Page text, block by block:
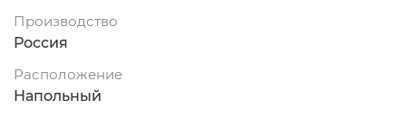
Производство
Россия
Расположение
Напольный